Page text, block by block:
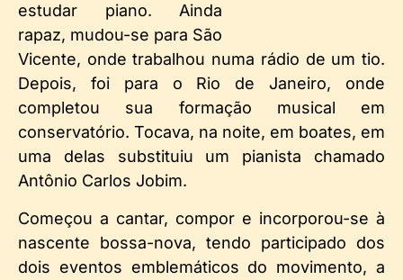
estudar piano. Ainda
rapaz, mudou-se para São
Vicente, onde trabalhou numa rádio de um tio.
Depois, foi para o Rio de Janeiro, onde
completou sua formação musical em
conservatório. Tocava, na noite, em boates, em
uma delas substituiu um pianista chamado
Antônio Carlos Jobim.
Começou a cantar, compor e incorporou-se à
nascente bossa-nova, tendo participado dos
dois eventos emblemáticos do movimento, a